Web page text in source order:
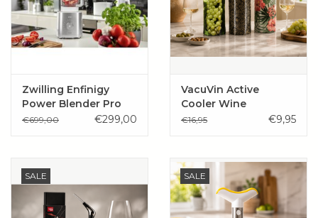
Wie zijn wij?
Zwilling Enfinigy
Power Blender Pro
€699,00 €299,00
VacuVin Active
Cooler Wine
€16,95 €9,95
SALE SALE